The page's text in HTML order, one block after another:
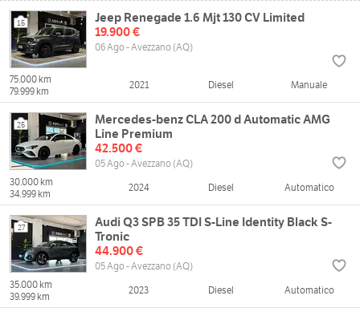
15
Jeep Renegade 1.6 Mjt 130 CV Limited
19.900 €
06 Ago - Avezzano (AQ)
75.000 km
79.999 km
2021 Diesel Manuale
25
Mercedes-benz CLA 200 d Automatic AMG
Line Premium
42.500 €
05 Ago - Avezzano (AQ)
30.000 km
34.999 km
2024 Diesel Automatico
27
Audi Q3 SPB 35 TDI S-Line Identity Black S-
Tronic
44.900 €
05 Ago - Avezzano (AQ)
35.000 km
39.999 km
2023 Diesel Automatico